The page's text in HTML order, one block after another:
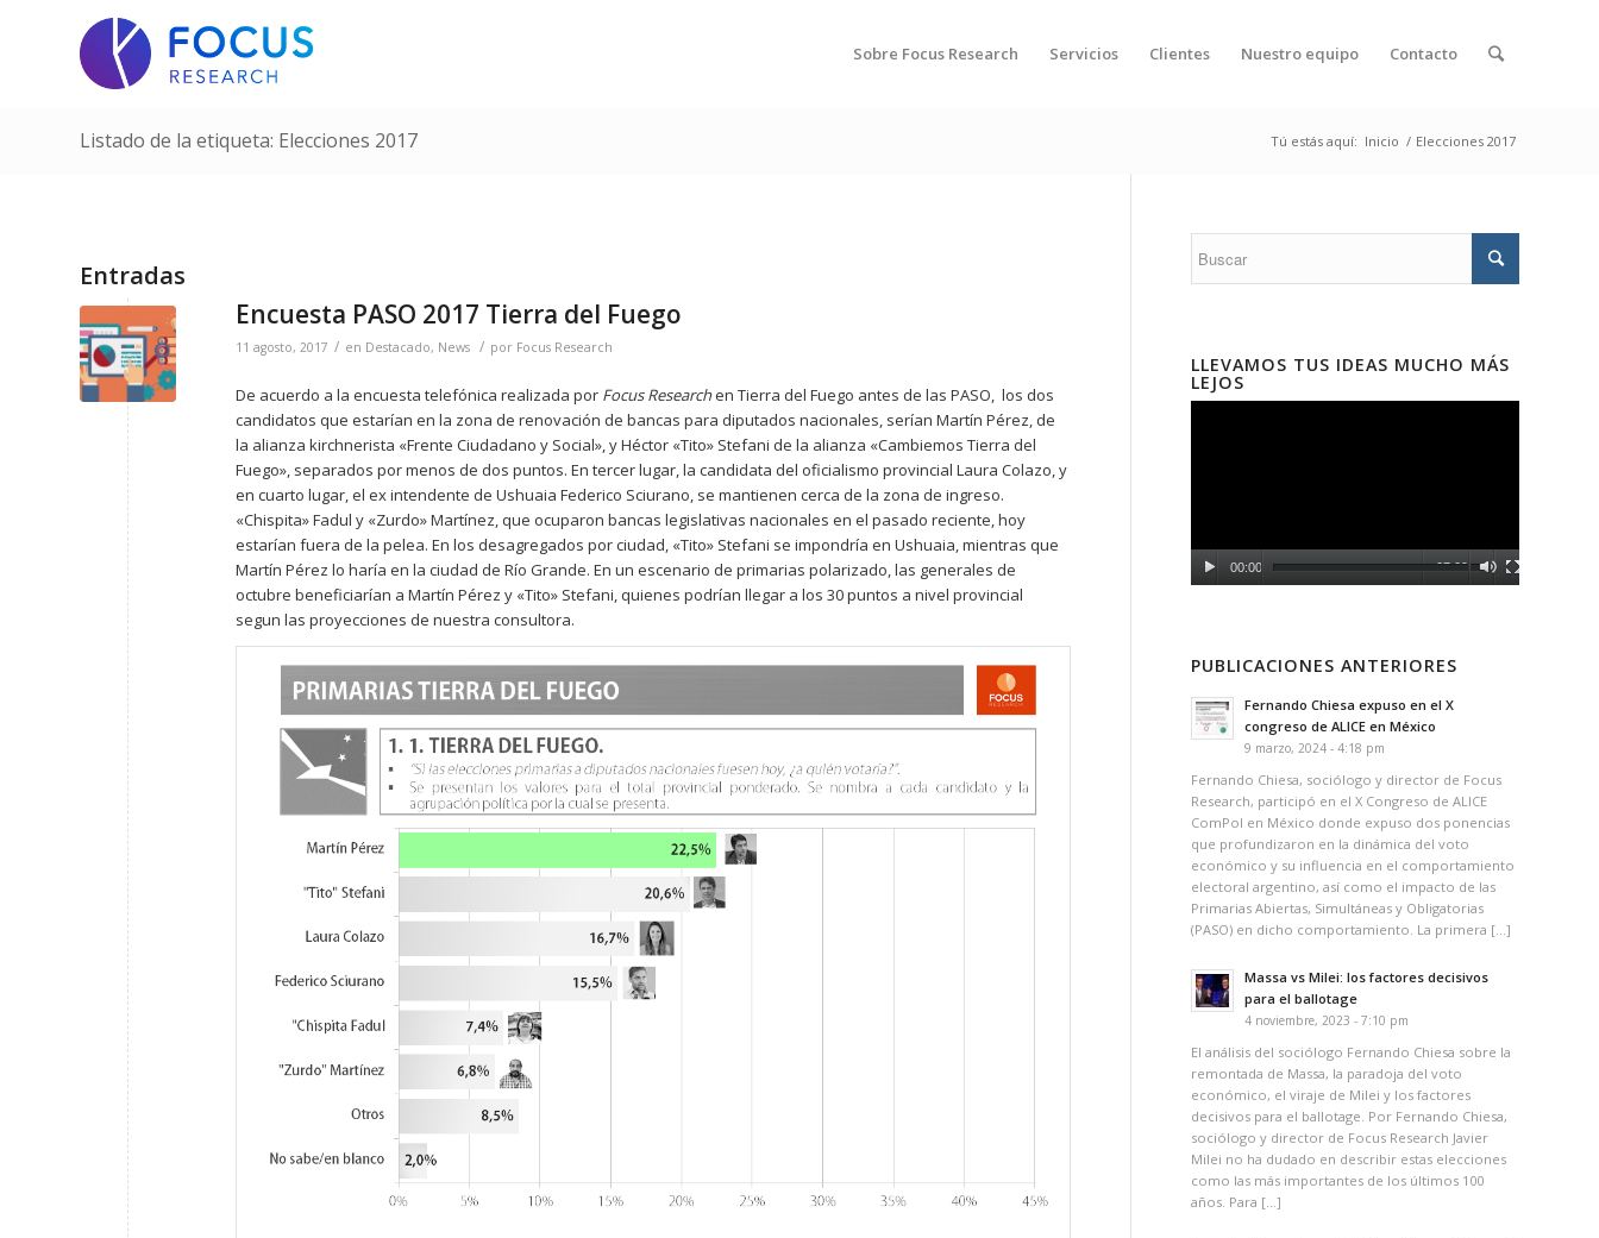
Sobre Focus Research Servicios Clientes Nuestro equipo Contacto
Listado de la etiqueta: Elecciones 2017 Tú estás aquí: Inicio / Elecciones 2017
Entradas
Encuesta PASO 2017 Tierra del Fuego
11 agosto, 2017 / en Destacado, News / por Focus Research
De acuerdo a la encuesta telefónica realizada por Focus Researchen Tierra del Fuego antes de las PASO, los dos
candidatos que estarían en la zona de renovación de bancas para diputados nacionales, serían Martín Pérez, de
la alianza kirchnerista «Frente Ciudadano y Social», y Héctor «Tito» Stefani de la alianza «Cambiemos Tierra del
Fuego», separados por menos de dos puntos. En tercer lugar, la candidata del oficialismo provincial Laura Colazo, y
en cuarto lugar, el ex intendente de Ushuaia Federico Sciurano, se mantienen cerca de la zona de ingreso.
«Chispita» Fadul y «Zurdo» Martínez, que ocuparon bancas legislativas nacionales en el pasado reciente, hoy
estarían fuera de la pelea. En los desagregados por ciudad, «Tito» Stefani se impondría en Ushuaia, mientras que
Martín Pérez lo haría en la ciudad de Río Grande. En un escenario de primarias polarizado, las generales de
octubre beneficiarían a Martín Pérez y «Tito» Stefani, quienes podrían llegar a los 30 puntos a nivel provincial
segun las proyecciones de nuestra consultora.
LLEVAMOS TUS IDEAS MUCHO MÁS
LEJOS
00:00 07:09
PUBLICACIONES ANTERIORES
Fernando Chiesa expuso en el X
congreso de ALICE en México
9 marzo, 2024 - 4:18 pm
Fernando Chiesa, sociólogo y director de Focus
Research, participó en el X Congreso de ALICE
ComPol en México donde expuso dos ponencias
que profundizaron en la dinámica del voto
económico y su influencia en el comportamiento
electoral argentino, así como el impacto de las
Primarias Abiertas, Simultáneas y Obligatorias
(PASO) en dicho comportamiento. La primera […]
Massa vs Milei: los factores decisivos
para el ballotage
4 noviembre, 2023 - 7:10 pm
El análisis del sociólogo Fernando Chiesa sobre la
remontada de Massa, la paradoja del voto
económico, el viraje de Milei y los factores
decisivos para el ballotage. Por Fernando Chiesa,
sociólogo y director de Focus Research Javier
Milei no ha dudado en describir estas elecciones
como las más importantes de los últimos 100
años. Para […]